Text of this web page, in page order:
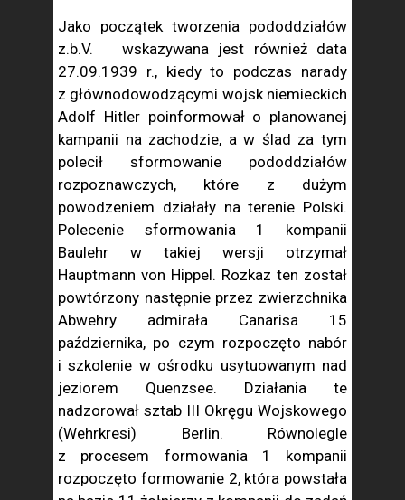
Jako początek tworzenia pododdziałów
z.b.V. wskazywana jest również data
27.09.1939 r., kiedy to podczas narady
z głównodowodzącymi wojsk niemieckich
Adolf Hitler poinformował o planowanej
kampanii na zachodzie, a w ślad za tym
polecił sformowanie pododdziałów
rozpoznawczych, które z dużym
powodzeniem działały na terenie Polski.
Polecenie sformowania 1 kompanii
Baulehr w takiej wersji otrzymał
Hauptmann von Hippel. Rozkaz ten został
powtórzony następnie przez zwierzchnika
Abwehry admirała Canarisa 15
października, po czym rozpoczęto nabór
i szkolenie w ośrodku usytuowanym nad
jeziorem Quenzsee. Działania te
nadzorował sztab III Okręgu Wojskowego
(Wehrkresi) Berlin. Równolegle
z procesem formowania 1 kompanii
rozpoczęto formowanie 2, która powstała